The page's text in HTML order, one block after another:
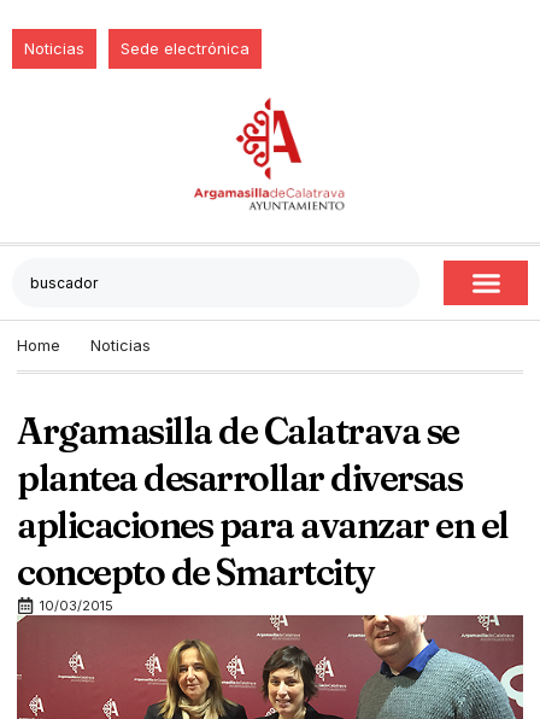
Noticias Sede electrónica
Home Noticias
Argamasilla de Calatrava se
plantea desarrollar diversas
aplicaciones para avanzar en el
concepto de Smartcity
10/03/2015